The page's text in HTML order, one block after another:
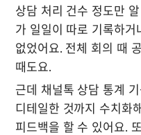
상담 처리 건수 정도만
가 일일이 따로 기록하거
없었어요. 전체 회의 때
때도요.
근데 채널톡 상담 통계
디테일한 것까지 수치화
피드백을 할 수 있어요.